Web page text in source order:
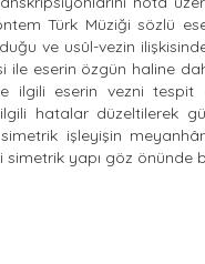
Türk Müziği sözlü
ve usûl-vezin
eserin özgün haline
ilgili eserin vezni
hatalar düzeltilerek
işleyişin
simetrik yapı göz